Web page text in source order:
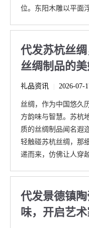
位。东阳木雕以平面
代发苏杭丝
丝绸制品的
礼品资讯 2026-07-
丝绸，作为中国悠久
方韵味与智慧。苏杭
质的丝绸制品闻名遐
轻触碰苏杭丝绸，那
递而来，仿佛让人穿
代发景德镇
味，开启艺